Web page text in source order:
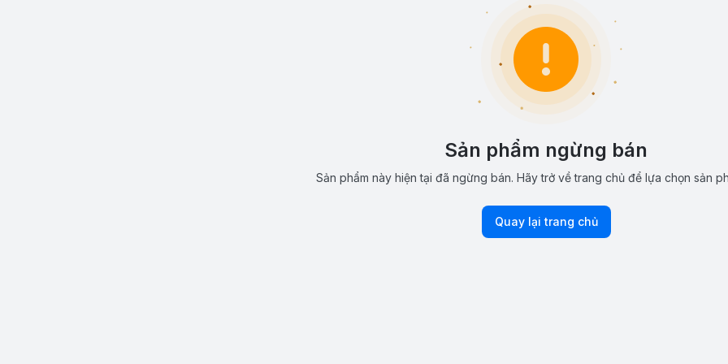
Sản phẩm ngừng bán
Sản phẩm này hiện tại đã ngừng bán. Hãy trở về trang chủ để lựa chọn sản
Quay lại trang chủ